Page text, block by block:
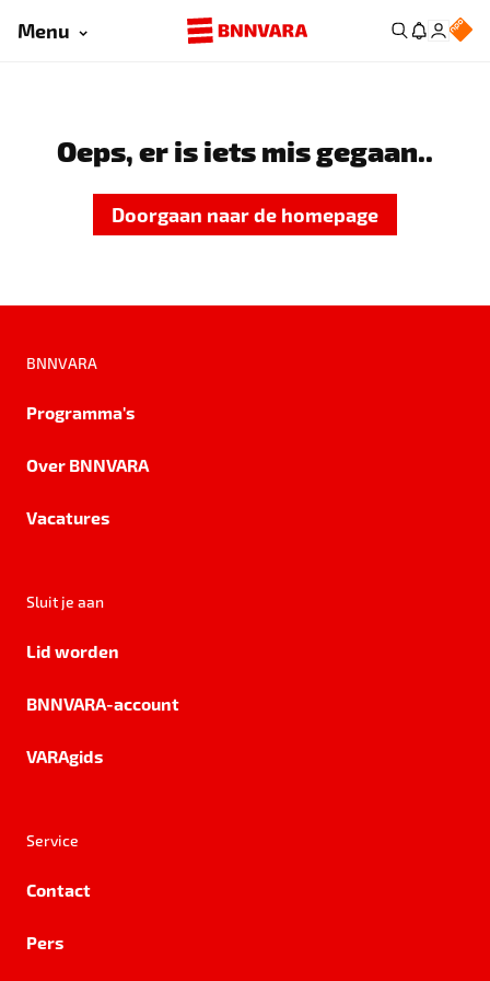
Menu
Oeps, er is iets mis gegaan..
Doorgaan naar de homepage
BNNVARA
Programma's
Over BNNVARA
Vacatures
Sluit je aan
Lid worden
BNNVARA-account
VARAgids
Service
Contact
Pers